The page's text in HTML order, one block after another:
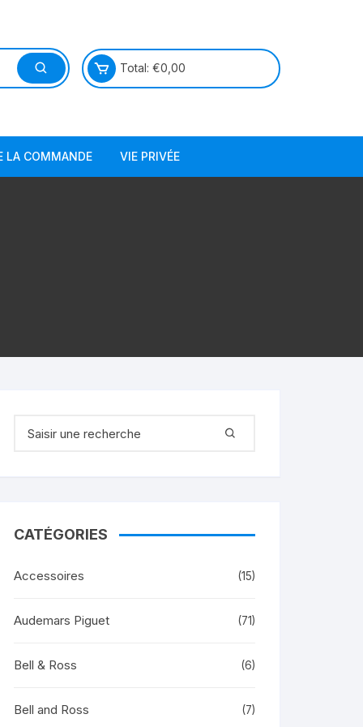
Total: €0,00
LA COMMANDE VIE PRIVÉE
CATÉGORIES
Accessoires (15)
Audemars Piguet (71)
Bell & Ross (6)
Bell and Ross (7)